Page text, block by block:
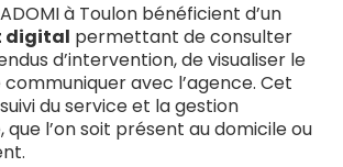
à Toulon bénéficient d’un
digital permettant de consulter
d’intervention, de visualiser le
avec l’agence. Cet
du service et la gestion
l’on soit présent au domicile ou